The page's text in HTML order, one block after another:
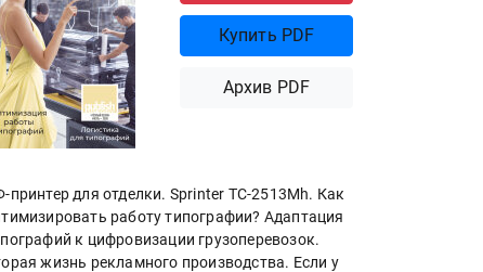
Купить PDF
Архив PDF
принтер для отделки. Sprinter ТС-2513Mh. Как
работу типографии? Адаптация
к цифровизации грузоперевозок.
жизнь рекламного производства. Если у